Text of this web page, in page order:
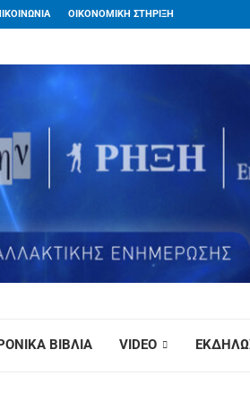
ΟΙΚΟΝΟΜΙΚΗ ΣΤΗΡΙΞΗ
ΒΙΒΛΙΑ VIDEO